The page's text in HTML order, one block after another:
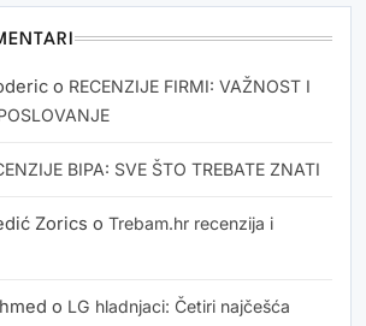
o RECENZIJE FIRMI: VAŽNOST I
BIPA: SVE ŠTO TREBATE ZNATI
Zorics o Trebam.hr recenzija i
o LG hladnjaci: Četiri najčešća